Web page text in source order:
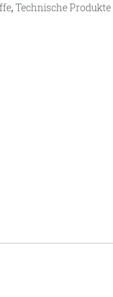
,Technische Produkte